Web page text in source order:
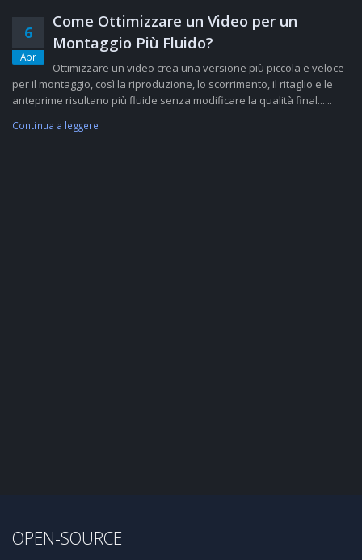
6
Apr
Come Ottimizzare un Video per un
Montaggio Più Fluido?
Ottimizzare un video crea una versione più piccola e veloce
per il montaggio, così la riproduzione, lo scorrimento, il ritaglio e le
anteprime risultano più fluide senza modificare la qualità final......
Continua a leggere
OPEN-SOURCE